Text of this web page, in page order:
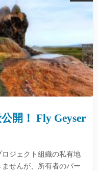
開！ Fly Geyser
ジェクト組織の私有地
せんが、所有者のバー